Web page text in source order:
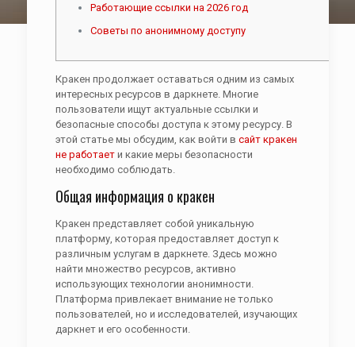
Работающие ссылки на 2026 год
Советы по анонимному доступу
Кракен продолжает оставаться одним из самых
интересных ресурсов в даркнете. Многие
пользователи ищут актуальные ссылки и
безопасные способы доступа к этому ресурсу. В
этой статье мы обсудим, как войти в сайт кракен
не работаети какие меры безопасности
необходимо соблюдать.
Общая информация о кракен
Кракен представляет собой уникальную
платформу, которая предоставляет доступ к
различным услугам в даркнете. Здесь можно
найти множество ресурсов, активно
использующих технологии анонимности.
Платформа привлекает внимание не только
пользователей, но и исследователей, изучающих
даркнет и его особенности.